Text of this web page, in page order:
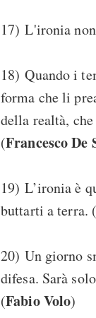
17) L'ironia
18) Quando i
forma che li
della realtà,
(Francesco De
19) L’ironia è
buttarti a terra.
20) Un giorno
difesa. Sarà
(Fabio Volo)